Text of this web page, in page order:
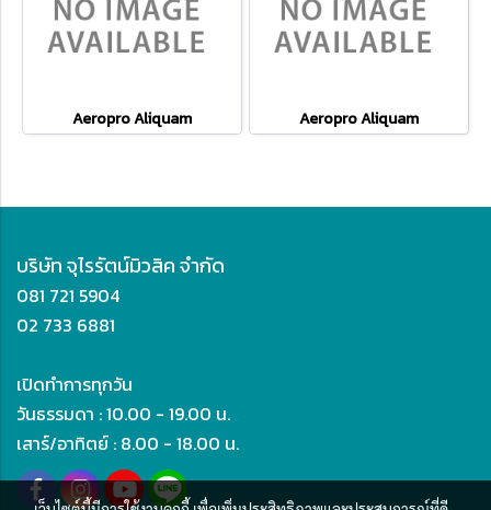
Aeropro Aliquam Aeropro Aliquam
บริษัท จุไรรัตน์มิวสิค จำกัด
081 721 5904
02 733 6881
เปิดทำการทุกวัน
วันธรรมดา : 10.00 - 19.00 น.
เสาร์/อาทิตย์ : 8.00 - 18.00 น.